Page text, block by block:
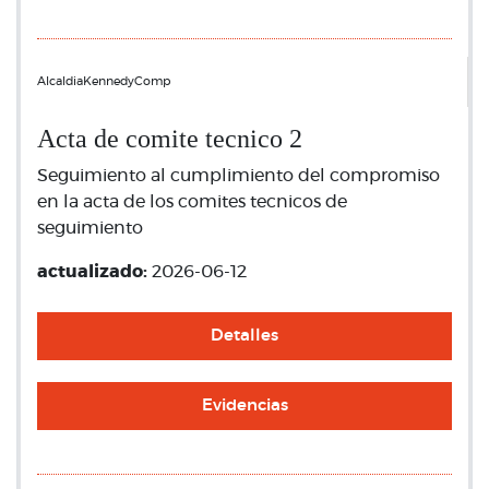
AlcaldiaKennedyComp
Acta de comite tecnico 2
Seguimiento al cumplimiento del compromiso
en la acta de los comites tecnicos de
seguimiento
actualizado: 2026-06-12
Detalles
Evidencias